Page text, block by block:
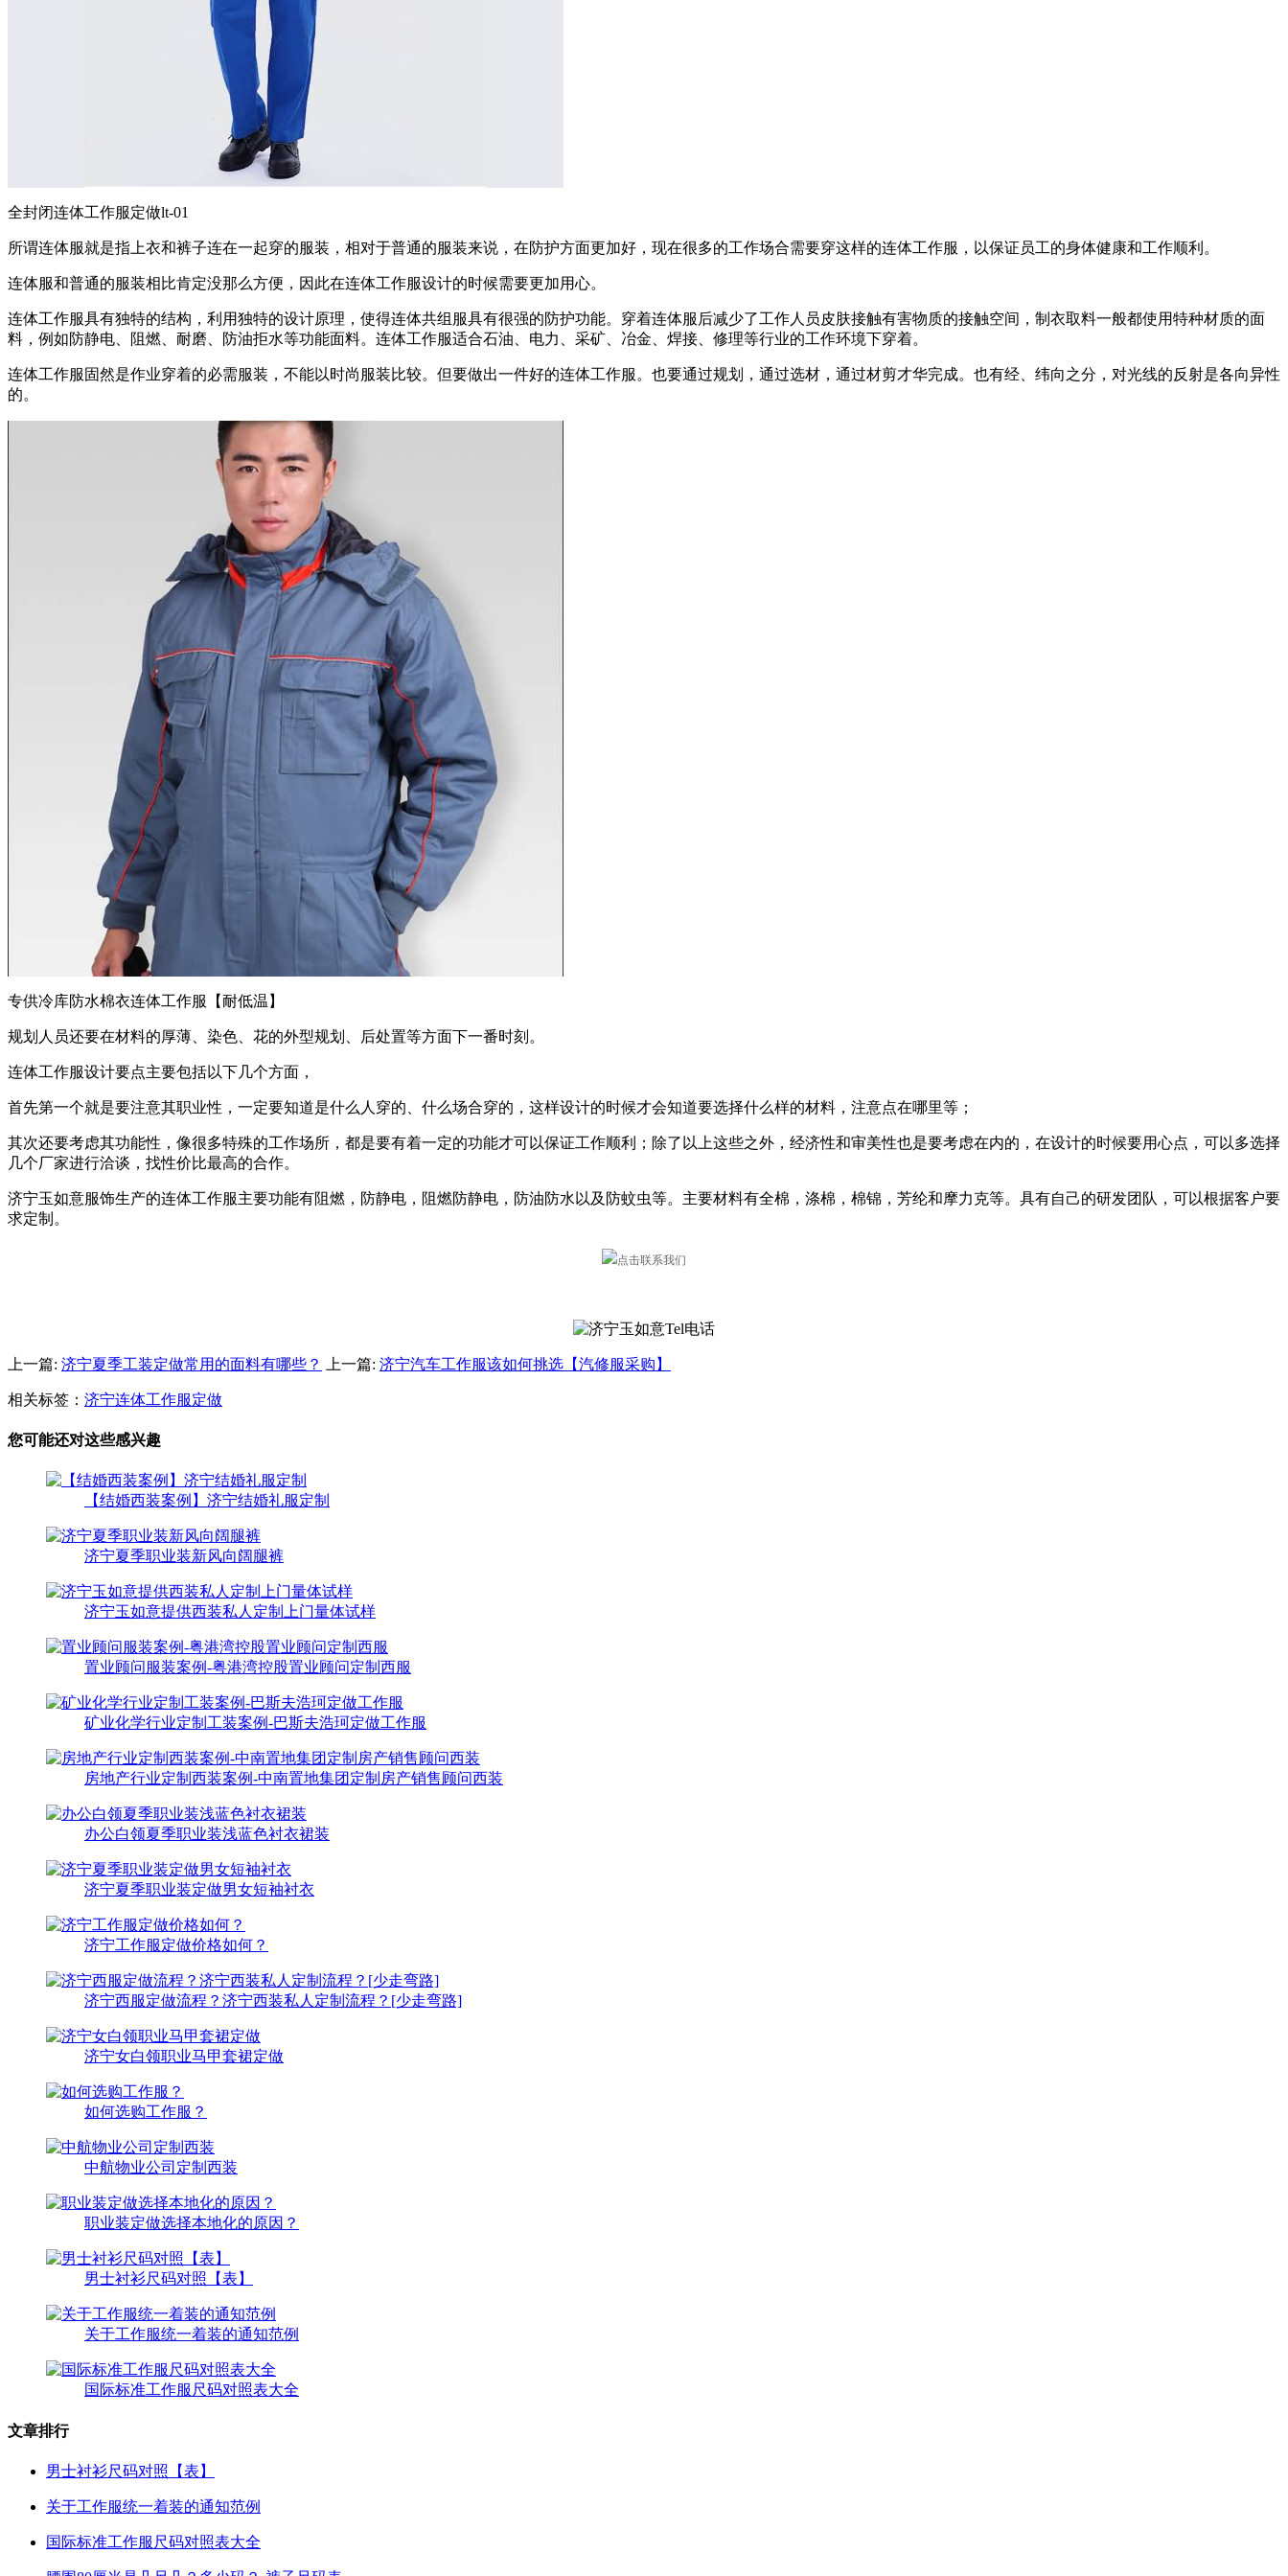
全封闭连体工作服定做lt-01
所谓连体服就是指上衣和裤子连在一起穿的服装，相对于普通的服装来说，在防护方面更加好，现在很多的工作场合需要穿这样的连体工作服，以保证员工的身体健康和工作顺利。
连体服和普通的服装相比肯定没那么方便，因此在连体工作服设计的时候需要更加用心。
连体工作服具有独特的结构，利用独特的设计原理，使得连体共组服具有很强的防护功能。穿着连体服后减少了工作人员皮肤接触有害物质的接触空间，制衣取料一般都使用特种材质的面
料，例如防静电、阻燃、耐磨、防油拒水等功能面料。连体工作服适合石油、电力、采矿、冶金、焊接、修理等行业的工作环境下穿着。
连体工作服固然是作业穿着的必需服装，不能以时尚服装比较。但要做出一件好的连体工作服。也要通过规划，通过选材，通过材剪才华完成。也有经、纬向之分，对光线的反射是各向异性
的。
专供冷库防水棉衣连体工作服【耐低温】
规划人员还要在材料的厚薄、染色、花的外型规划、后处置等方面下一番时刻。
连体工作服设计要点主要包括以下几个方面，
首先第一个就是要注意其职业性，一定要知道是什么人穿的、什么场合穿的，这样设计的时候才会知道要选择什么样的材料，注意点在哪里等；
其次还要考虑其功能性，像很多特殊的工作场所，都是要有着一定的功能才可以保证工作顺利；除了以上这些之外，经济性和审美性也是要考虑在内的，在设计的时候要用心点，可以多选择
几个厂家进行洽谈，找性价比最高的合作。
济宁玉如意服饰生产的连体工作服主要功能有阻燃，防静电，阻燃防静电，防油防水以及防蚊虫等。主要材料有全棉，涤棉，棉锦，芳纶和摩力克等。具有自己的研发团队，可以根据客户要
求定制。
上一篇: 济宁夏季工装定做常用的面料有哪些？ 上一篇: 济宁汽车工作服该如何挑选【汽修服采购】
相关标签： 济宁连体工作服定做
您可能还对这些感兴趣
【结婚西装案例】济宁结婚礼服定制
济宁夏季职业装新风向阔腿裤
济宁玉如意提供西装私人定制上门量体试样
置业顾问服装案例-粤港湾控股置业顾问定制西服
矿业化学行业定制工装案例-巴斯夫浩珂定做工作服
房地产行业定制西装案例-中南置地集团定制房产销售顾问西装
办公白领夏季职业装浅蓝色衬衣裙装
济宁夏季职业装定做男女短袖衬衣
济宁工作服定做价格如何？
济宁西服定做流程？济宁西装私人定制流程？[少走弯路]
济宁女白领职业马甲套裙定做
如何选购工作服？
中航物业公司定制西装
职业装定做选择本地化的原因？
男士衬衫尺码对照【表】
关于工作服统一着装的通知范例
国际标准工作服尺码对照表大全
文章排行
男士衬衫尺码对照【表】
关于工作服统一着装的通知范例
国际标准工作服尺码对照表大全